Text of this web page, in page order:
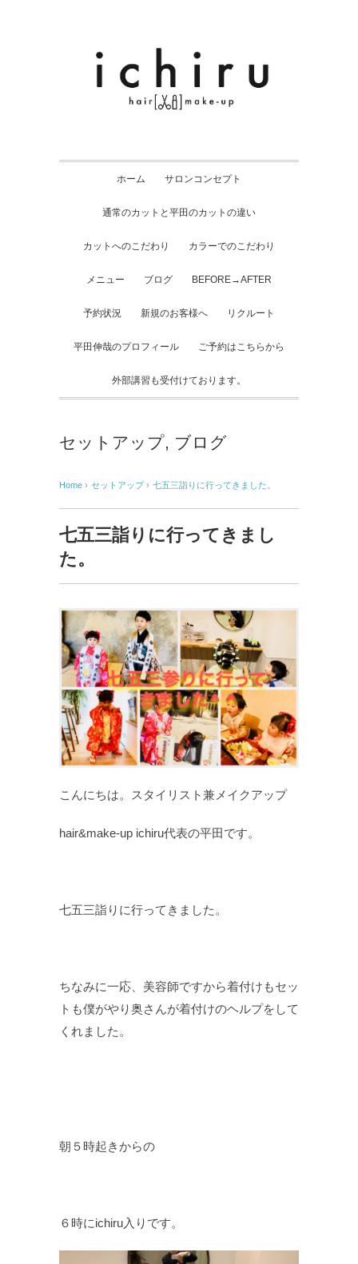
ホーム サロンコンセプト
通常のカットと平田のカットの違い
カットへのこだわり カラーでのこだわり
メニュー ブログ BEFORE→AFTER
予約状況 新規のお客様へ リクルート
平田伸哉のプロフィール ご予約はこちらから
外部講習も受付けております。
セットアップ, ブログ
Home › セットアップ› 七五三詣りに行ってきました。
七五三詣りに行ってきまし
た。
こんにちは。スタイリスト兼メイクアップ
hair&make-up ichiru代表の平田です。
七五三詣りに行ってきました。
ちなみに一応、美容師ですから着付けもセッ
トも僕がやり奥さんが着付けのヘルプをして
くれました。
朝５時起きからの
６時にichiru入りです。